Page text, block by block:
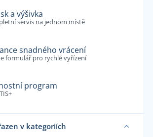
a výšivka
servis na jednom místě
snadného vrácení
formulář pro rychlé vyřízení
program
v kategoriích